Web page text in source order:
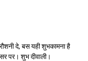
दे, बस यही शुभकामना है
पर। शुभ दीवाली।